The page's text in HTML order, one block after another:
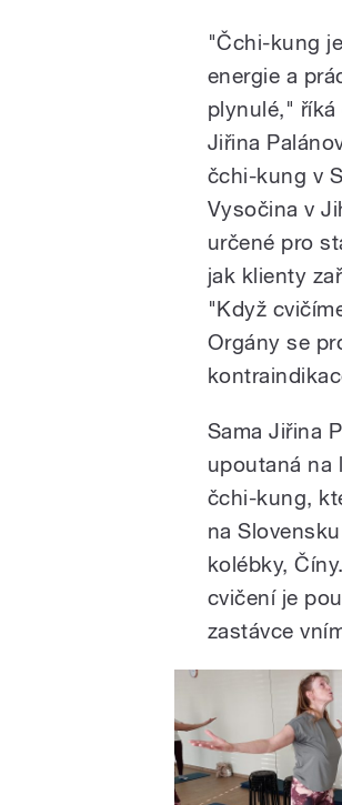
"Čchi-kung
energie a
plynulé,"
Jiřina
čchi-kung v
Vysočina v
určené pro
jak klienty
"Když
Orgány se
Sama Jiřina
upoutaná na
čchi-kung,
na
kolébky,
cvičení je
zastávce